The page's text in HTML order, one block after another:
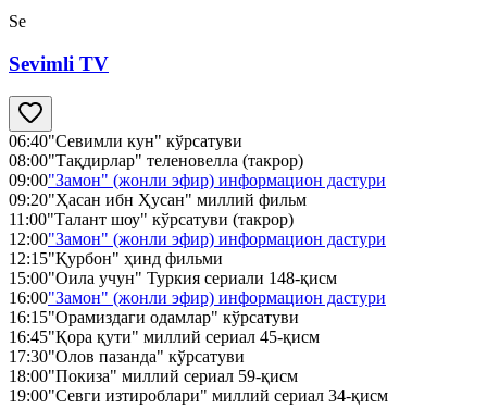
Se
Sevimli TV
06:40"Севимли кун" кўрсатуви
08:00"Тақдирлар" теленовелла (такрор)
09:00"Замон" (жонли эфир) информацион дастури
09:20"Ҳасан ибн Ҳусан" миллий фильм
11:00"Талант шоу" кўрсатуви (такрор)
12:00"Замон" (жонли эфир) информацион дастури
12:15"Қурбон" ҳинд фильми
15:00"Оила учун" Туркия сериали 148-қисм
16:00"Замон" (жонли эфир) информацион дастури
16:15"Орамиздаги одамлар" кўрсатуви
16:45"Қора қути" миллий сериал 45-қисм
17:30"Олов пазанда" кўрсатуви
18:00"Покиза" миллий сериал 59-қисм
19:00"Севги изтироблари" миллий сериал 34-қисм